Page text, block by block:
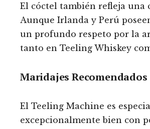
El cóctel también refleja una
Aunque Irlanda y Perú
un profundo respeto por la
tanto en Teeling Whiskey
Maridajes Recomendados
El Teeling Machine es
excepcionalmente bien con